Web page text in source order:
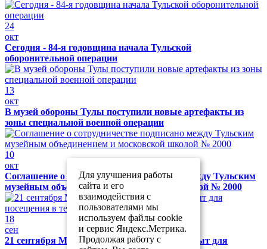
24
окт
Сегодня - 84-я годовщина начала Тульской
оборонительной операции
13
окт
В музей обороны Тулы поступили новые артефакты из
зоны специальной военной операции
10
окт
Соглашение о сотрудничестве подписано между Тульским
музейным объединением и московской школой № 2000
18
сен
21 сентября Музей обороны Тулы будет закрыт для
Для улучшения работы
сайта и его
взаимодействия с
пользователями мы
используем файлы cookie
и сервис Яндекс.Метрика.
Продолжая работу с